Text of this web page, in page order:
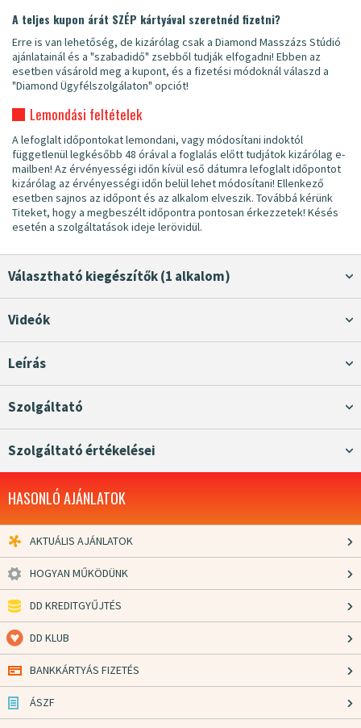
A teljes kupon árát SZÉP kártyával szeretnéd fizetni?
Erre is van lehetőség, de kizárólag csak a Diamond Masszázs Stúdió
ajánlatainál és a "szabadidő" zsebből tudják elfogadni! Ebben az
esetben vásárold meg a kupont, és a fizetési módoknál válaszd a
"Diamond Ügyfélszolgálaton" opciót!
Lemondási feltételek
A lefoglalt időpontokat lemondani, vagy módosítani indoktól
függetlenül legkésőbb 48 órával a foglalás előtt tudjátok kizárólag e-
mailben! Az érvényességi időn kívül eső dátumra lefoglalt időpontot
kizárólag az érvényességi időn belül lehet módosítani! Ellenkező
esetben sajnos az időpont és az alkalom elveszik. Továbbá kérünk
Titeket, hogy a megbeszélt időpontra pontosan érkezzetek! Késés
esetén a szolgáltatások ideje lerövidül.
Választható kiegészítők (1 alkalom)
Videók
Leírás
Szolgáltató
Szolgáltató értékelései
HASONLÓ AJÁNLATOK
AKTUÁLIS AJÁNLATOK
HOGYAN MŰKÖDÜNK
DD KREDITGYŰJTÉS
DD KLUB
BANKKÁRTYÁS FIZETÉS
ÁSZF